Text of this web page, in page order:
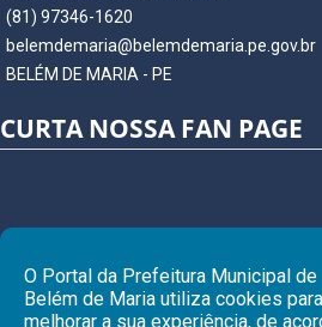
(81) 97346-1620
belemdemaria@belemdemaria.pe.gov.br
BELÉM DE MARIA - PE
CURTA NOSSA FAN PAGE
O Portal da Prefeitura Municipal de
Belém de Maria utiliza cookies para
melhorar a sua experiência, de